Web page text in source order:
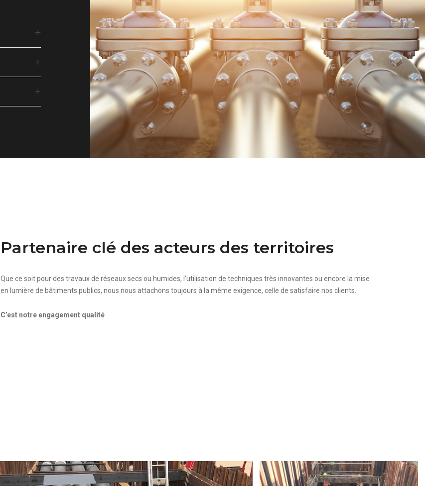
Partenaire clé des acteurs des territoires
Que ce soit pour des travaux de réseaux secs ou humides, l’utilisation de techniques très innovantes ou encore la mise
en lumière de bâtiments publics, nous nous attachons toujours à la même exigence, celle de satisfaire nos clients.
C’est notre engagement qualité